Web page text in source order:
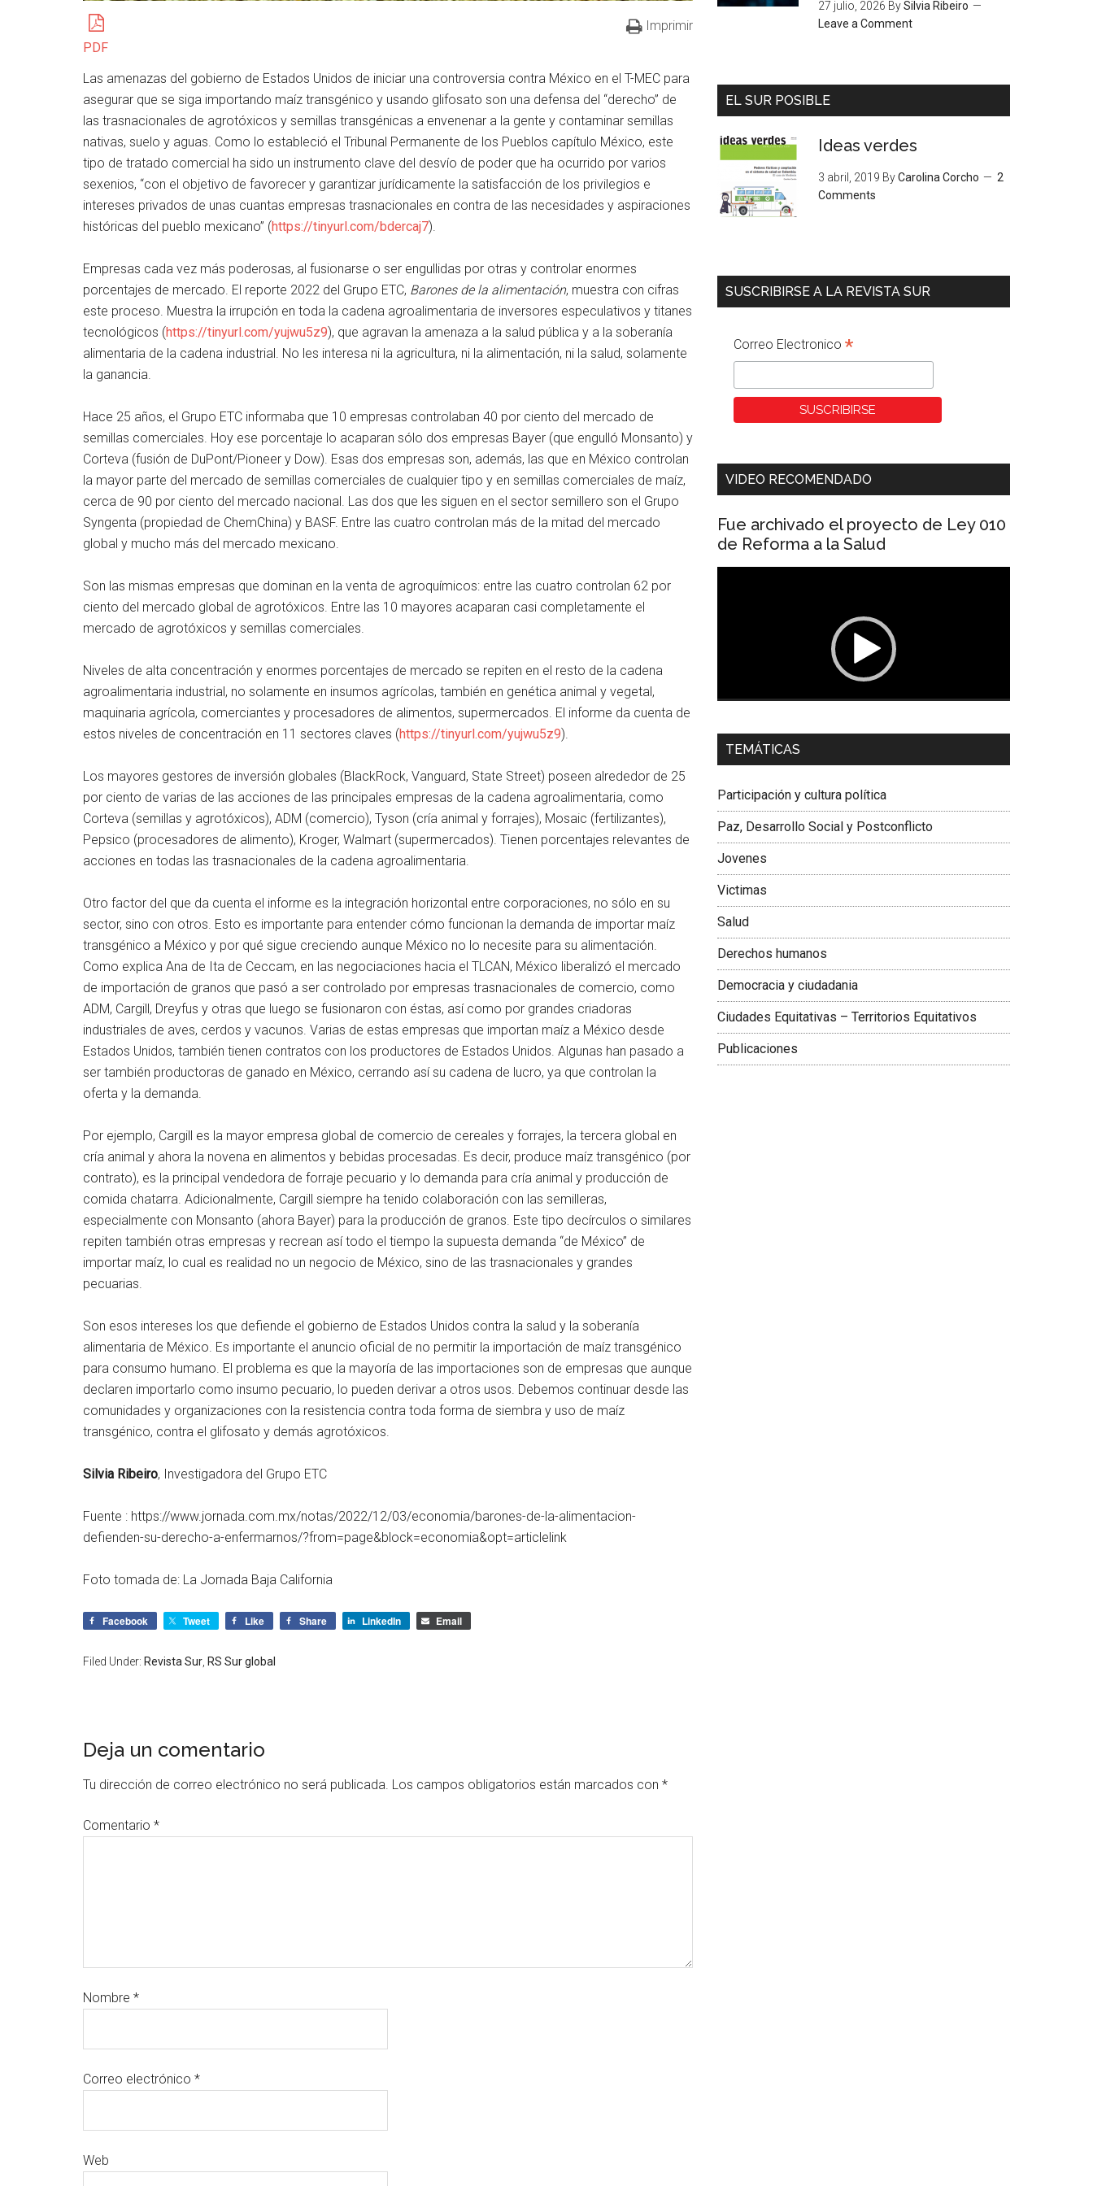
PDF
Imprimir
Las amenazas del gobierno de Estados Unidos de iniciar una controversia contra México en el T-MEC para
asegurar que se siga importando maíz transgénico y usando glifosato son una defensa del “derecho” de
las trasnacionales de agrotóxicos y semillas transgénicas a envenenar a la gente y contaminar semillas
nativas, suelo y aguas. Como lo estableció el Tribunal Permanente de los Pueblos capítulo México, este
tipo de tratado comercial ha sido un instrumento clave del desvío de poder que ha ocurrido por varios
sexenios, “con el objetivo de favorecer y garantizar jurídicamente la satisfacción de los privilegios e
intereses privados de unas cuantas empresas trasnacionales en contra de las necesidades y aspiraciones
históricas del pueblo mexicano” (https://tinyurl.com/bdercaj7).
Empresas cada vez más poderosas, al fusionarse o ser engullidas por otras y controlar enormes
porcentajes de mercado. El reporte 2022 del Grupo ETC, Barones de la alimentación, muestra con cifras
este proceso. Muestra la irrupción en toda la cadena agroalimentaria de inversores especulativos y titanes
tecnológicos (https://tinyurl.com/yujwu5z9), que agravan la amenaza a la salud pública y a la soberanía
alimentaria de la cadena industrial. No les interesa ni la agricultura, ni la alimentación, ni la salud, solamente
la ganancia.
Hace 25 años, el Grupo ETC informaba que 10 empresas controlaban 40 por ciento del mercado de
semillas comerciales. Hoy ese porcentaje lo acaparan sólo dos empresas Bayer (que engulló Monsanto) y
Corteva (fusión de DuPont/Pioneer y Dow). Esas dos empresas son, además, las que en México controlan
la mayor parte del mercado de semillas comerciales de cualquier tipo y en semillas comerciales de maíz,
cerca de 90 por ciento del mercado nacional. Las dos que les siguen en el sector semillero son el Grupo
Syngenta (propiedad de ChemChina) y BASF. Entre las cuatro controlan más de la mitad del mercado
global y mucho más del mercado mexicano.
Son las mismas empresas que dominan en la venta de agroquímicos: entre las cuatro controlan 62 por
ciento del mercado global de agrotóxicos. Entre las 10 mayores acaparan casi completamente el
mercado de agrotóxicos y semillas comerciales.
Niveles de alta concentración y enormes porcentajes de mercado se repiten en el resto de la cadena
agroalimentaria industrial, no solamente en insumos agrícolas, también en genética animal y vegetal,
maquinaria agrícola, comerciantes y procesadores de alimentos, supermercados. El informe da cuenta de
estos niveles de concentración en 11 sectores claves (https://tinyurl.com/yujwu5z9).
Los mayores gestores de inversión globales (BlackRock, Vanguard, State Street) poseen alrededor de 25
por ciento de varias de las acciones de las principales empresas de la cadena agroalimentaria, como
Corteva (semillas y agrotóxicos), ADM (comercio), Tyson (cría animal y forrajes), Mosaic (fertilizantes),
Pepsico (procesadores de alimento), Kroger, Walmart (supermercados). Tienen porcentajes relevantes de
acciones en todas las trasnacionales de la cadena agroalimentaria.
Otro factor del que da cuenta el informe es la integración horizontal entre corporaciones, no sólo en su
sector, sino con otros. Esto es importante para entender cómo funcionan la demanda de importar maíz
transgénico a México y por qué sigue creciendo aunque México no lo necesite para su alimentación.
Como explica Ana de Ita de Ceccam, en las negociaciones hacia el TLCAN, México liberalizó el mercado
de importación de granos que pasó a ser controlado por empresas trasnacionales de comercio, como
ADM, Cargill, Dreyfus y otras que luego se fusionaron con éstas, así como por grandes criadoras
industriales de aves, cerdos y vacunos. Varias de estas empresas que importan maíz a México desde
Estados Unidos, también tienen contratos con los productores de Estados Unidos. Algunas han pasado a
ser también productoras de ganado en México, cerrando así su cadena de lucro, ya que controlan la
oferta y la demanda.
Por ejemplo, Cargill es la mayor empresa global de comercio de cereales y forrajes, la tercera global en
cría animal y ahora la novena en alimentos y bebidas procesadas. Es decir, produce maíz transgénico (por
contrato), es la principal vendedora de forraje pecuario y lo demanda para cría animal y producción de
comida chatarra. Adicionalmente, Cargill siempre ha tenido colaboración con las semilleras,
especialmente con Monsanto (ahora Bayer) para la producción de granos. Este tipo decírculos o similares
repiten también otras empresas y recrean así todo el tiempo la supuesta demanda “de México” de
importar maíz, lo cual es realidad no un negocio de México, sino de las trasnacionales y grandes
pecuarias.
Son esos intereses los que defiende el gobierno de Estados Unidos contra la salud y la soberanía
alimentaria de México. Es importante el anuncio oficial de no permitir la importación de maíz transgénico
para consumo humano. El problema es que la mayoría de las importaciones son de empresas que aunque
declaren importarlo como insumo pecuario, lo pueden derivar a otros usos. Debemos continuar desde las
comunidades y organizaciones con la resistencia contra toda forma de siembra y uso de maíz
transgénico, contra el glifosato y demás agrotóxicos.
Silvia Ribeiro, Investigadora del Grupo ETC
Fuente : https://www.jornada.com.mx/notas/2022/12/03/economia/barones-de-la-alimentacion-
defienden-su-derecho-a-enfermarnos/?from=page&block=economia&opt=articlelink
Foto tomada de: La Jornada Baja California
Facebook Tweet Like Share LinkedIn Email
Filed Under: Revista Sur, RS Sur global
Deja un comentario
Tu dirección de correo electrónico no será publicada. Los campos obligatorios están marcados con *
Comentario *
Nombre *
Correo electrónico *
Web
27 julio, 2026 BySilvia Ribeiro
Leave a Comment
EL SUR POSIBLE
Ideas verdes
3 abril, 2019 ByCarolina Corcho
2
Comments
SUSCRIBIRSE A LA REVISTA SUR
Correo Electronico *
VIDEO RECOMENDADO
Fue archivado el proyecto de Ley 010
de Reforma a la Salud
Dra. Carolina Corcho Mejía,
Latinoamericana Sur, Vicepresidenta Federación
TEMÁTICAS
Participación y cultura política
Paz, Desarrollo Social y Postconflicto
Jovenes
Victimas
Salud
Derechos humanos
Democracia y ciudadania
Ciudades Equitativas – Territorios Equitativos
Publicaciones